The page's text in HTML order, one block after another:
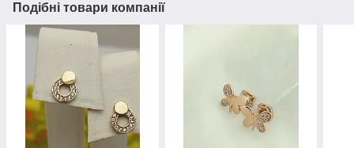
Подібні товари компанії